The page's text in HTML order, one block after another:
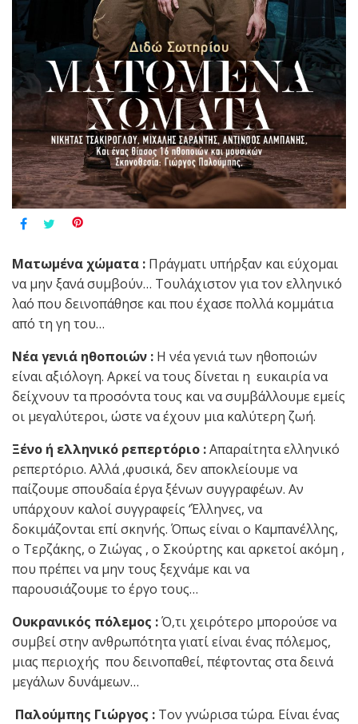
Ματωμένα χώματα : Πράγματι υπήρξαν και εύχομαι
να μην ξανά συμβούν… Τουλάχιστον για τον ελληνικό
λαό που δεινοπάθησε και που έχασε πολλά κομμάτια
από τη γη του…
Νέα γενιά ηθοποιών : Η νέα γενιά των ηθοποιών
είναι αξιόλογη. Αρκεί να τους δίνεται η ευκαιρία να
δείχνουν τα προσόντα τους και να συμβάλλουμε εμείς
οι μεγαλύτεροι, ώστε να έχουν μια καλύτερη ζωή.
Ξένο ή ελληνικό ρεπερτόριο :Απαραίτητα ελληνικό
ρεπερτόριο. Αλλά ,φυσικά, δεν αποκλείουμε να
παίζουμε σπουδαία έργα ξένων συγγραφέων. Αν
υπάρχουν καλοί συγγραφείς ‘Έλληνες, να
δοκιμάζονται επί σκηνής. Όπως είναι ο Καμπανέλλης,
ο Τερζάκης, ο Ζιώγας , ο Σκούρτης και αρκετοί ακόμη ,
που πρέπει να μην τους ξεχνάμε και να
παρουσιάζουμε το έργο τους…
Ουκρανικός πόλεμος :Ό,τι χειρότερο μπορούσε να
συμβεί στην ανθρωπότητα γιατί είναι ένας πόλεμος,
μιας περιοχής που δεινοπαθεί, πέφτοντας στα δεινά
μεγάλων δυνάμεων…
Παλούμπης Γιώργος : Τον γνώρισα τώρα. Είναι ένας